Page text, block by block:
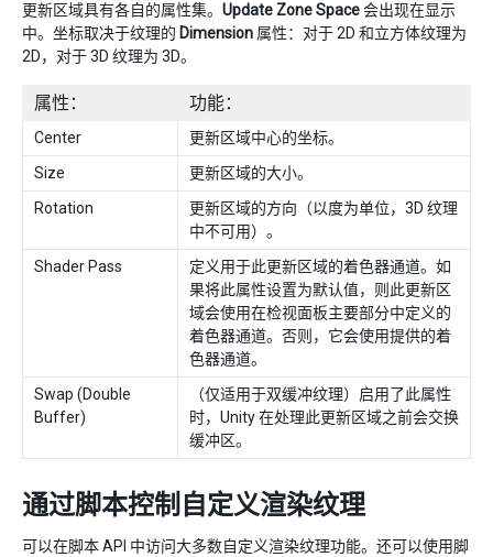
更新区域具有各自的属性集。 Update Zone Space会出现在显示
中。坐标取决于纹理的 Dimension 属性：对于 2D 和立方体纹理为
2D，对于 3D 纹理为 3D。
属性： 功能：
Center
更新区域中心的坐标。
Size
更新区域的大小。
Rotation
更新区域的方向（以度为单位，3D 纹理
中不可用）。
Shader Pass
定义用于此更新区域的着色器通道。如
果将此属性设置为默认值，则此更新区
域会使用在检视面板主要部分中定义的
着色器通道。否则，它会使用提供的着
色器通道。
Swap (Double
Buffer)
（仅适用于双缓冲纹理）启用了此属性
时，Unity 在处理此更新区域之前会交换
缓冲区。
通过脚本控制自定义渲染纹理
可以在脚本 API 中访问大多数自定义渲染纹理功能。还可以使用脚